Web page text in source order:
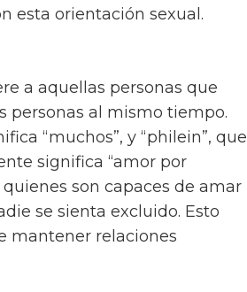
esta orientación sexual.
a aquellas personas que
personas al mismo tiempo.
“muchos”, y “philein”, que
significa “amor por
son capaces de amar
se sienta excluido. Esto
mantener relaciones